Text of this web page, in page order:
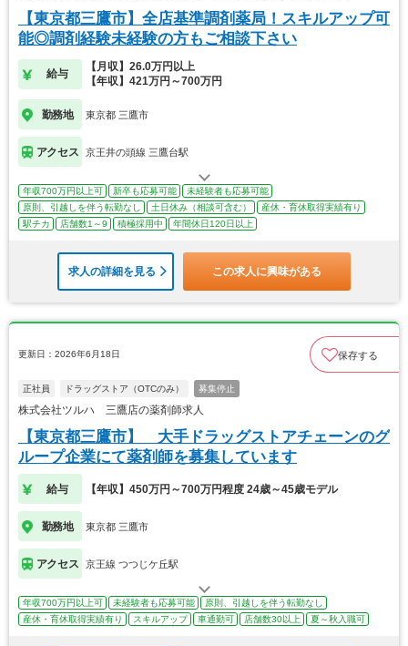
【東京都三鷹市】全店基準調剤薬局！スキルアップ可
能◎調剤経験未経験の方もご相談下さい
給与
【月収】26.0万円以上
【年収】421万円～700万円
勤務地 東京都 三鷹市
アクセス 京王井の頭線 三鷹台駅
年収700万円以上可 新卒も応募可能
未経験者も応募可能
原則、引越しを伴う転勤なし
土日休み（相談可含む）
産休・育休取得実績有り
駅チカ
店舗数1～9 積極採用中 年間休日120日以上
求人の詳細を見る この求人に興味がある
更新日：2026年6月18日 保存する
正社員 ドラッグストア（OTCのみ） 募集停止
株式会社ツルハ 三鷹店の薬剤師求人
【東京都三鷹市】 大手ドラッグストアチェーンのグ
ループ企業にて薬剤師を募集しています
給与 【年収】450万円～700万円程度 24歳～45歳モデル
勤務地 東京都 三鷹市
アクセス 京王線 つつじケ丘駅
年収700万円以上可 未経験者も応募可能
原則、引越しを伴う転勤なし
産休・育休取得実績有り
スキルアップ 車通勤可 店舗数30以上 夏～秋入職可